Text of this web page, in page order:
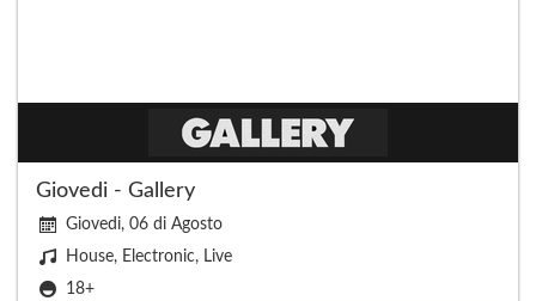
Giovedi - Gallery
Giovedi, 06 di Agosto
House, Electronic, Live
18+